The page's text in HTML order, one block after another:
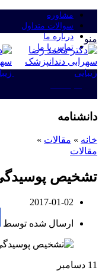
مشاوره
سوالات متداول
درباره ما
تماس با ما
منو
دانشنامه
خانه » مقالات »
مقالات
تشخیص پوسیدگی
2017-01-02
ارسال شده توسط
11 دسامبر